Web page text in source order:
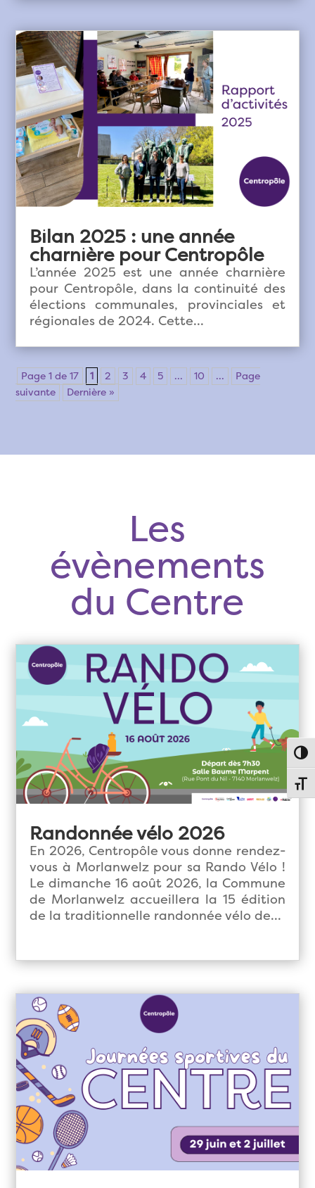
Bilan 2025 : une année
charnière pour Centropôle
L’année 2025 est une année charnière
pour Centropôle, dans la continuité des
élections communales, provinciales et
régionales de 2024. Cette...
Page 1 de 17 1 2 3 4 5 ... 10 ...
Page
suivante
Dernière »
Les
évènements
du Centre
Randonnée vélo 2026
En 2026, Centropôle vous donne rendez-
vous à Morlanwelz pour sa Rando Vélo !
Le dimanche 16 août 2026, la Commune
de Morlanwelz accueillera la 15 édition
de la traditionnelle randonnée vélo de...